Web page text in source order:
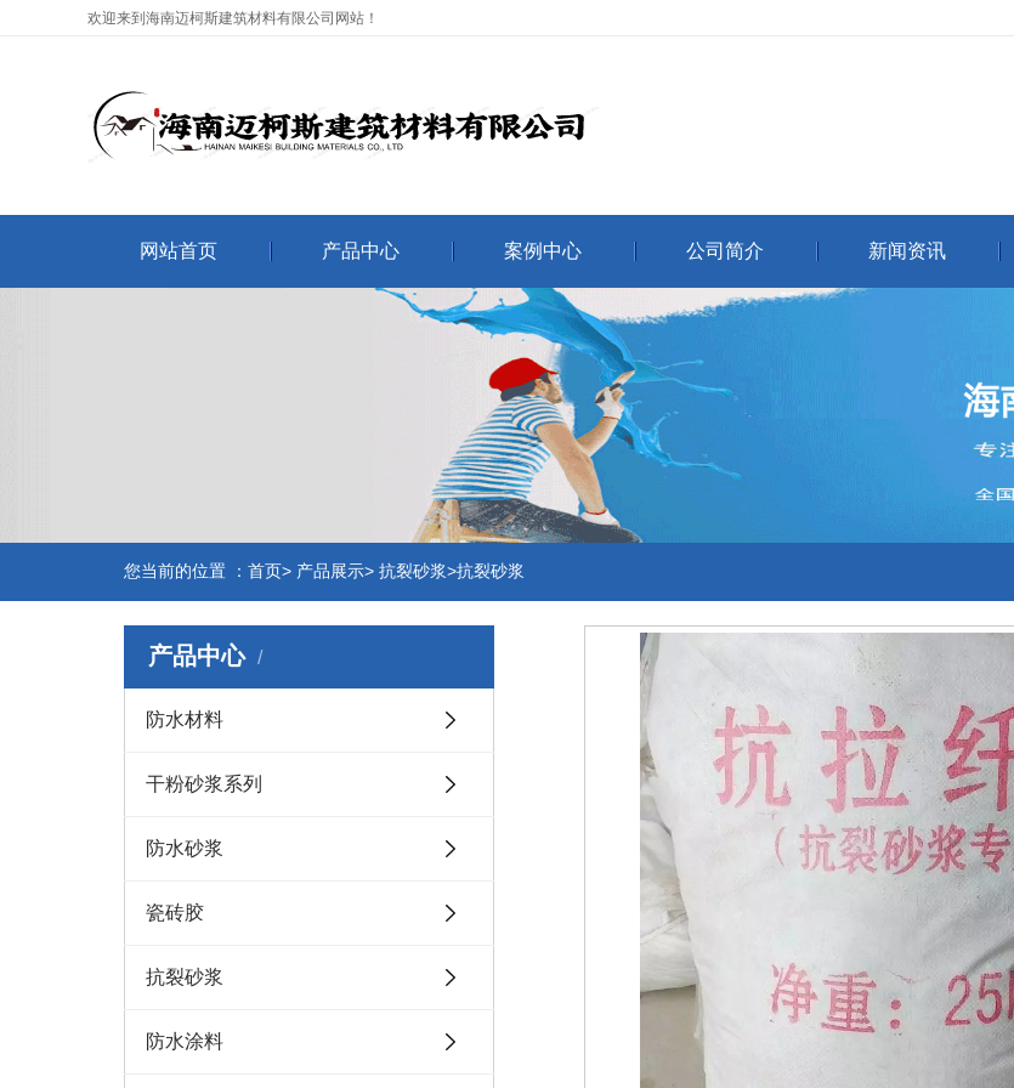
欢迎来到海南迈柯斯建筑材料有限公司网站！
网站首页 产品中心 案例中心 公司简介 新闻资讯
您当前的位置 ：首页> 产品展示> 抗裂砂浆>抗裂砂浆
产品中心
防水材料
干粉砂浆系列
防水砂浆
瓷砖胶
抗裂砂浆
防水涂料